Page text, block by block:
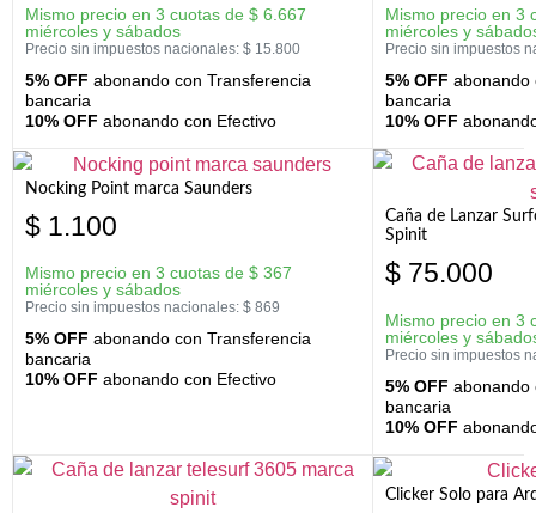
Mismo precio en 3 cuotas de $ 6.667
miércoles y sábados
Precio sin impuestos nacionales: $ 15.800
5% OFF abonando con Transferencia
bancaria
10% OFF abonando con Efectivo
Mismo precio en 3
miércoles y
Precio sin impuestos
5% OFF abonando
bancaria
10% OFF
Nocking Point marca Saunders
$ 1.100
Mismo precio en 3 cuotas de $ 367
miércoles y sábados
Precio sin impuestos nacionales: $ 869
5% OFF abonando con Transferencia
bancaria
10% OFF abonando con Efectivo
Caña de Lanzar
Spinit
$ 75.000
Mismo precio en 3
miércoles y
Precio sin impuestos
5% OFF abonando
bancaria
10% OFF
Clicker Solo para